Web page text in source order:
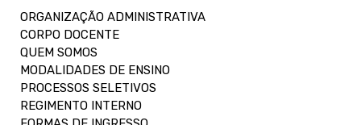
ORGANIZAÇÃO ADMINISTRATIVA
CORPO DOCENTE
QUEM SOMOS
MODALIDADES DE ENSINO
PROCESSOS SELETIVOS
REGIMENTO INTERNO